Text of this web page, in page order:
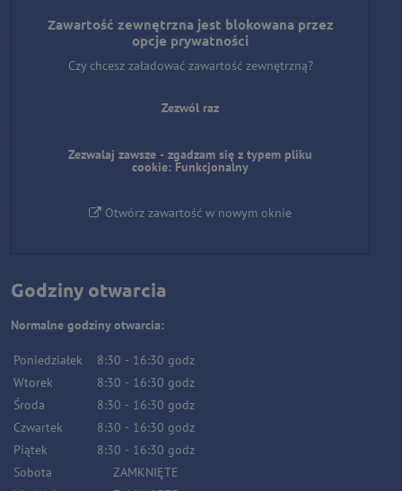
Zawartość zewnętrzna jest blokowana przez
opcje prywatności
Czy chcesz załadować zawartość zewnętrzną?
Zezwól raz
Zezwalaj zawsze - zgadzam się z typem pliku
cookie: Funkcjonalny
Otwórz zawartość w nowym oknie
Godziny otwarcia
Normalne godziny otwarcia:
Poniedziałek 8:30 - 16:30 godz
Wtorek
8:30 - 16:30 godz
Środa
8:30 - 16:30 godz
Czwartek
8:30 - 16:30 godz
Piątek
8:30 - 16:30 godz
Sobota
ZAMKNIĘTE